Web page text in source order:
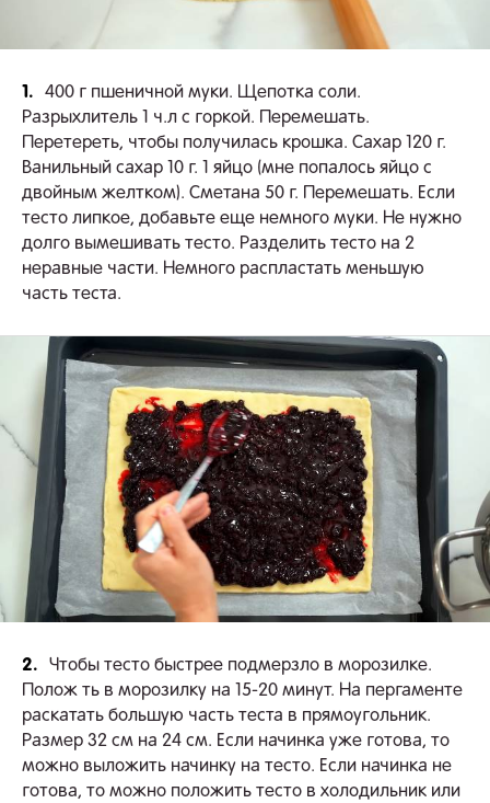
1.
400 г пшеничной муки. Щепотка соли.
Разрыхлитель 1 ч.л с горкой. Перемешать.
Перетереть, чтобы получилась крошка. Сахар 120 г.
Ванильный сахар 10 г. 1 яйцо (мне попалось яйцо с
двойным желтком). Сметана 50 г. Перемешать. Если
тесто липкое, добавьте еще немного муки. Не нужно
долго вымешивать тесто. Разделить тесто на 2
неравные части. Немного распластать меньшую
часть теста.
2.
Чтобы тесто быстрее подмерзло в морозилке.
Полож ть в морозилку на 15-20 минут. На пергаменте
раскатать большую часть теста в прямоугольник.
Размер 32 см на 24 см. Если начинка уже готова, то
можно выложить начинку на тесто. Если начинка не
готова, то можно положить тесто в холодильник или